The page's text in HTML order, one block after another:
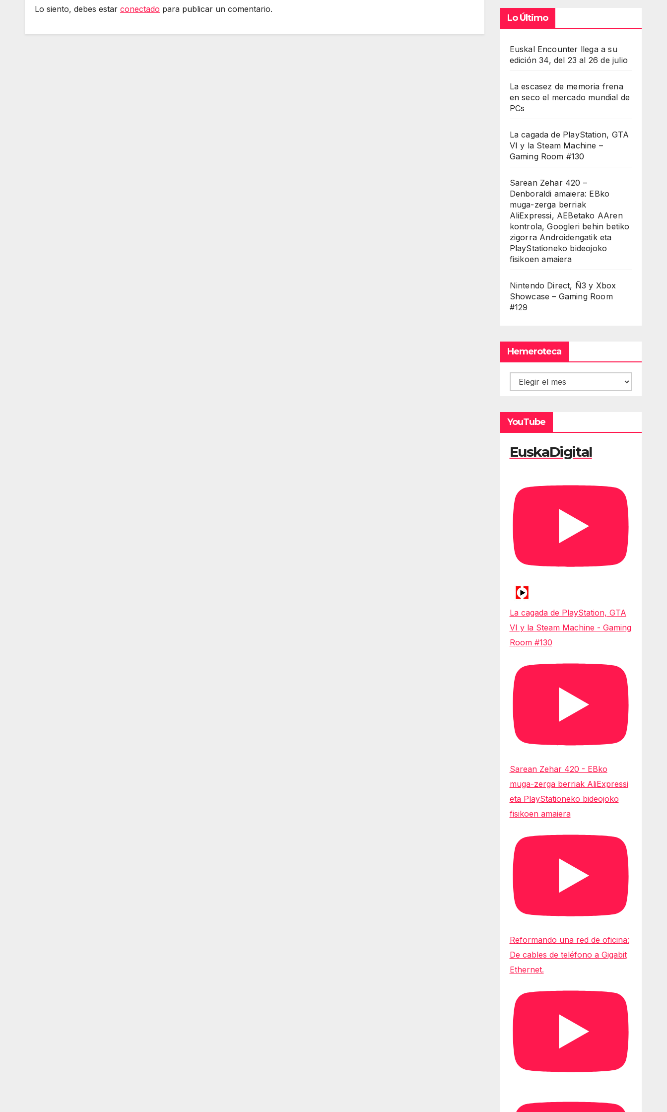
Lo siento, debes estar conectado para publicar un comentario.
Lo Último
Euskal Encounter llega a su
edición 34, del 23 al 26 de julio
La escasez de memoria frena
en seco el mercado mundial de
PCs
La cagada de PlayStation, GTA
VI y la Steam Machine –
Gaming Room #130
Sarean Zehar 420 –
Denboraldi amaiera: EBko
muga-zerga berriak
AliExpressi, AEBetako AAren
kontrola, Googleri behin betiko
zigorra Androidengatik eta
PlayStationeko bideojoko
fisikoen amaiera
Nintendo Direct, Ñ3 y Xbox
Showcase – Gaming Room
#129
Hemeroteca
Hemeroteca
YouTube
EuskaDigital
La cagada de PlayStation, GTA
VI y la Steam Machine - Gaming
Room #130
Sarean Zehar 420 - EBko
muga-zerga berriak AliExpressi
eta PlayStationeko bideojoko
fisikoen amaiera
Reformando una red de oficina:
De cables de teléfono a Gigabit
Ethernet.